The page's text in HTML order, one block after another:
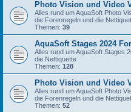
Photo Vision und Video
Alles rund um AquaSoft Photo
die Forenregeln und die
Themen: 39
AquaSoft Stages 2024
Alles rund um AquaSoft Stages
die Nettiquette
Themen: 128
Photo Vision und Video
Alles rund um AquaSoft Photo
die Forenregeln und die
Themen: 52